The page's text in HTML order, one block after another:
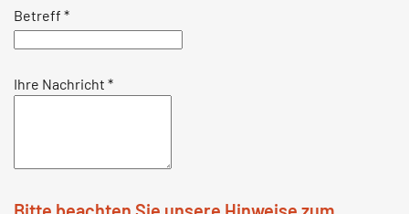
Betreff *
Ihre Nachricht *